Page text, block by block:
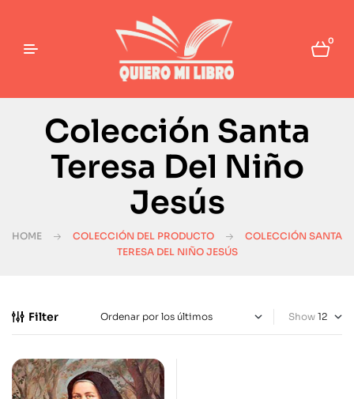
0
Colección Santa
Teresa Del Niño
Jesús
HOME COLECCIÓN DEL PRODUCTO
COLECCIÓN SANTA
TERESA DEL NIÑO JESÚS
Filter Show